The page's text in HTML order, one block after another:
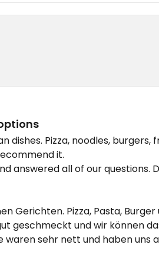
dishes. Pizza, noodles, burgers,
it.
answered all of our questions.
Gerichten. Pizza, Pasta,
geschmeckt und wir können
waren sehr nett und haben uns